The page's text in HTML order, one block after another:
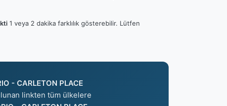
1 veya 2 dakika farklılık gösterebilir. Lütfen
- CARLETON PLACE
linkten tüm ülkelere